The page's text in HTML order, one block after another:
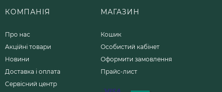
КОМПАНІЯ
Про нас
Акційні товари
Новини
Доставка і оплата
Сервісний центр
МАГАЗИН
Кошик
Особистий кабінет
Оформити замовлення
Прайс-лист